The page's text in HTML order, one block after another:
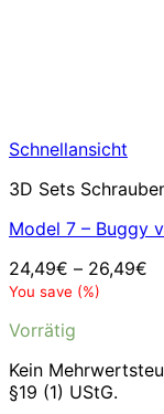
Schnellansicht
3D Sets
Model 7 – Buggy
24,49€ – 26,49€
You save (%)
Vorrätig
Kein
§19 (1) UStG.